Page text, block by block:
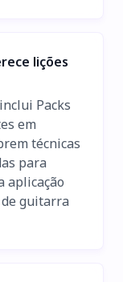
lições
Packs
em
técnicas
para
aplicação
guitarra